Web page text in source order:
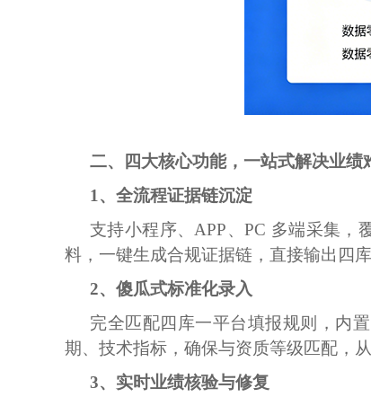
二、四大核心功能，一站式解决业绩
1、全流程证据链沉淀
支持小程序、APP、PC 多端采集，
料，一键生成合规证据链，直接输出四
2、 傻瓜式标准化录入
完全匹配四库一平台填报规则，内置
期、技术指标，确保与资质等级匹配，
3、实时业绩核验与修复